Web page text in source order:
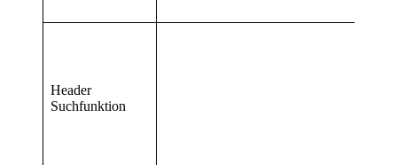
Header
Suchfunktion